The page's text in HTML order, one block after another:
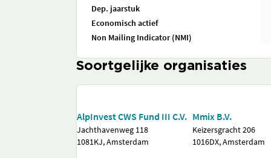
Dep. jaarstuk
Economisch actief
Non Mailing Indicator (NMI)
Soortgelijke organisaties
AlpInvest CWS Fund III C.V.
Jachthavenweg 118
1081KJ, Amsterdam
Mmix B.V.
Keizersgracht 206
1016DX, Amsterdam